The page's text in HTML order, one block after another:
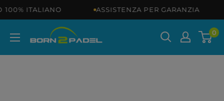
ai
contenuti
ITALIANO ASSISTENZA PER GARANZIA
BORN2PADEL 0